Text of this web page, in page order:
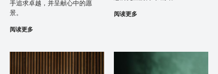
手追求卓越，并呈献心中的愿
景。
阅读更多
阅读更多